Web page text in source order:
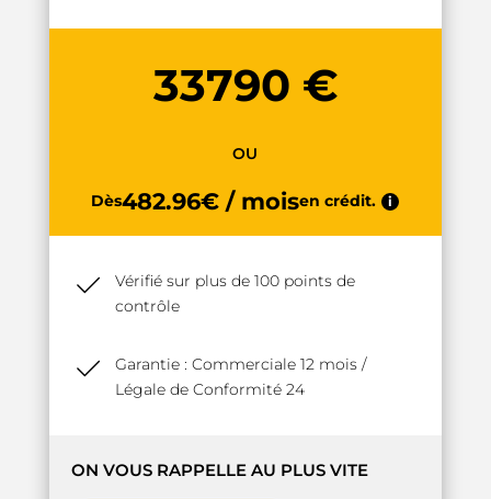
33790 €
OU
Dès482.96€ / moisen crédit. i
Vérifié sur plus de 100 points de
contrôle
Garantie : Commerciale 12 mois /
Légale de Conformité 24
ON VOUS RAPPELLE AU PLUS VITE